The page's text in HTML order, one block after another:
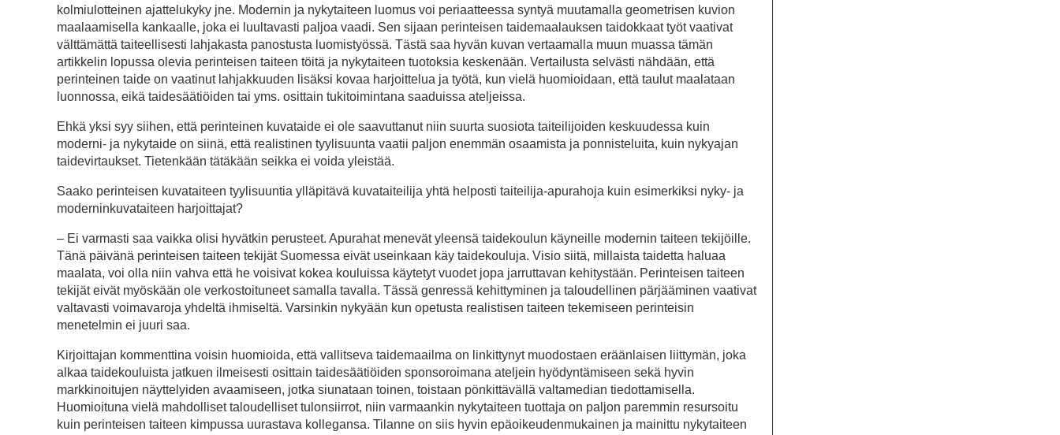
kolmiulotteinen ajattelukyky jne. Modernin ja nykytaiteen luomus voi periaatteessa syntyä muutamalla geometrisen kuvion
maalaamisella kankaalle, joka ei luultavasti paljoa vaadi. Sen sijaan perinteisen taidemaalauksen taidokkaat työt vaativat
välttämättä taiteellisesti lahjakasta panostusta luomistyössä. Tästä saa hyvän kuvan vertaamalla muun muassa tämän
artikkelin lopussa olevia perinteisen taiteen töitä ja nykytaiteen tuotoksia keskenään. Vertailusta selvästi nähdään, että
perinteinen taide on vaatinut lahjakkuuden lisäksi kovaa harjoittelua ja työtä, kun vielä huomioidaan, että taulut maalataan
luonnossa, eikä taidesäätiöiden tai yms. osittain tukitoimintana saaduissa ateljeissa.
Ehkä yksi syy siihen, että perinteinen kuvataide ei ole saavuttanut niin suurta suosiota taiteilijoiden keskuudessa kuin
moderni- ja nykytaide on siinä, että realistinen tyylisuunta vaatii paljon enemmän osaamista ja ponnisteluita, kuin nykyajan
taidevirtaukset. Tietenkään tätäkään seikka ei voida yleistää.
Saako perinteisen kuvataiteen tyylisuuntia ylläpitävä kuvataiteilija yhtä helposti taiteilija-apurahoja kuin esimerkiksi nyky- ja
moderninkuvataiteen harjoittajat?
– Ei varmasti saa vaikka olisi hyvätkin perusteet. Apurahat menevät yleensä taidekoulun käyneille modernin taiteen tekijöille.
Tänä päivänä perinteisen taiteen tekijät Suomessa eivät useinkaan käy taidekouluja. Visio siitä, millaista taidetta haluaa
maalata, voi olla niin vahva että he voisivat kokea kouluissa käytetyt vuodet jopa jarruttavan kehitystään. Perinteisen taiteen
tekijät eivät myöskään ole verkostoituneet samalla tavalla. Tässä genressä kehittyminen ja taloudellinen pärjääminen vaativat
valtavasti voimavaroja yhdeltä ihmiseltä. Varsinkin nykyään kun opetusta realistisen taiteen tekemiseen perinteisin
menetelmin ei juuri saa.
Kirjoittajan kommenttina voisin huomioida, että vallitseva taidemaailma on linkittynyt muodostaen eräänlaisen liittymän, joka
alkaa taidekouluista jatkuen ilmeisesti osittain taidesäätiöiden sponsoroimana ateljein hyödyntämiseen sekä hyvin
markkinoitujen näyttelyiden avaamiseen, jotka siunataan toinen, toistaan pönkittävällä valtamedian tiedottamisella.
Huomioituna vielä mahdolliset taloudelliset tulonsiirrot, niin varmaankin nykytaiteen tuottaja on paljon paremmin resursoitu
kuin perinteisen taiteen kimpussa uurastava kollegansa. Tilanne on siis hyvin epäoikeudenmukainen ja mainittu nykytaiteen